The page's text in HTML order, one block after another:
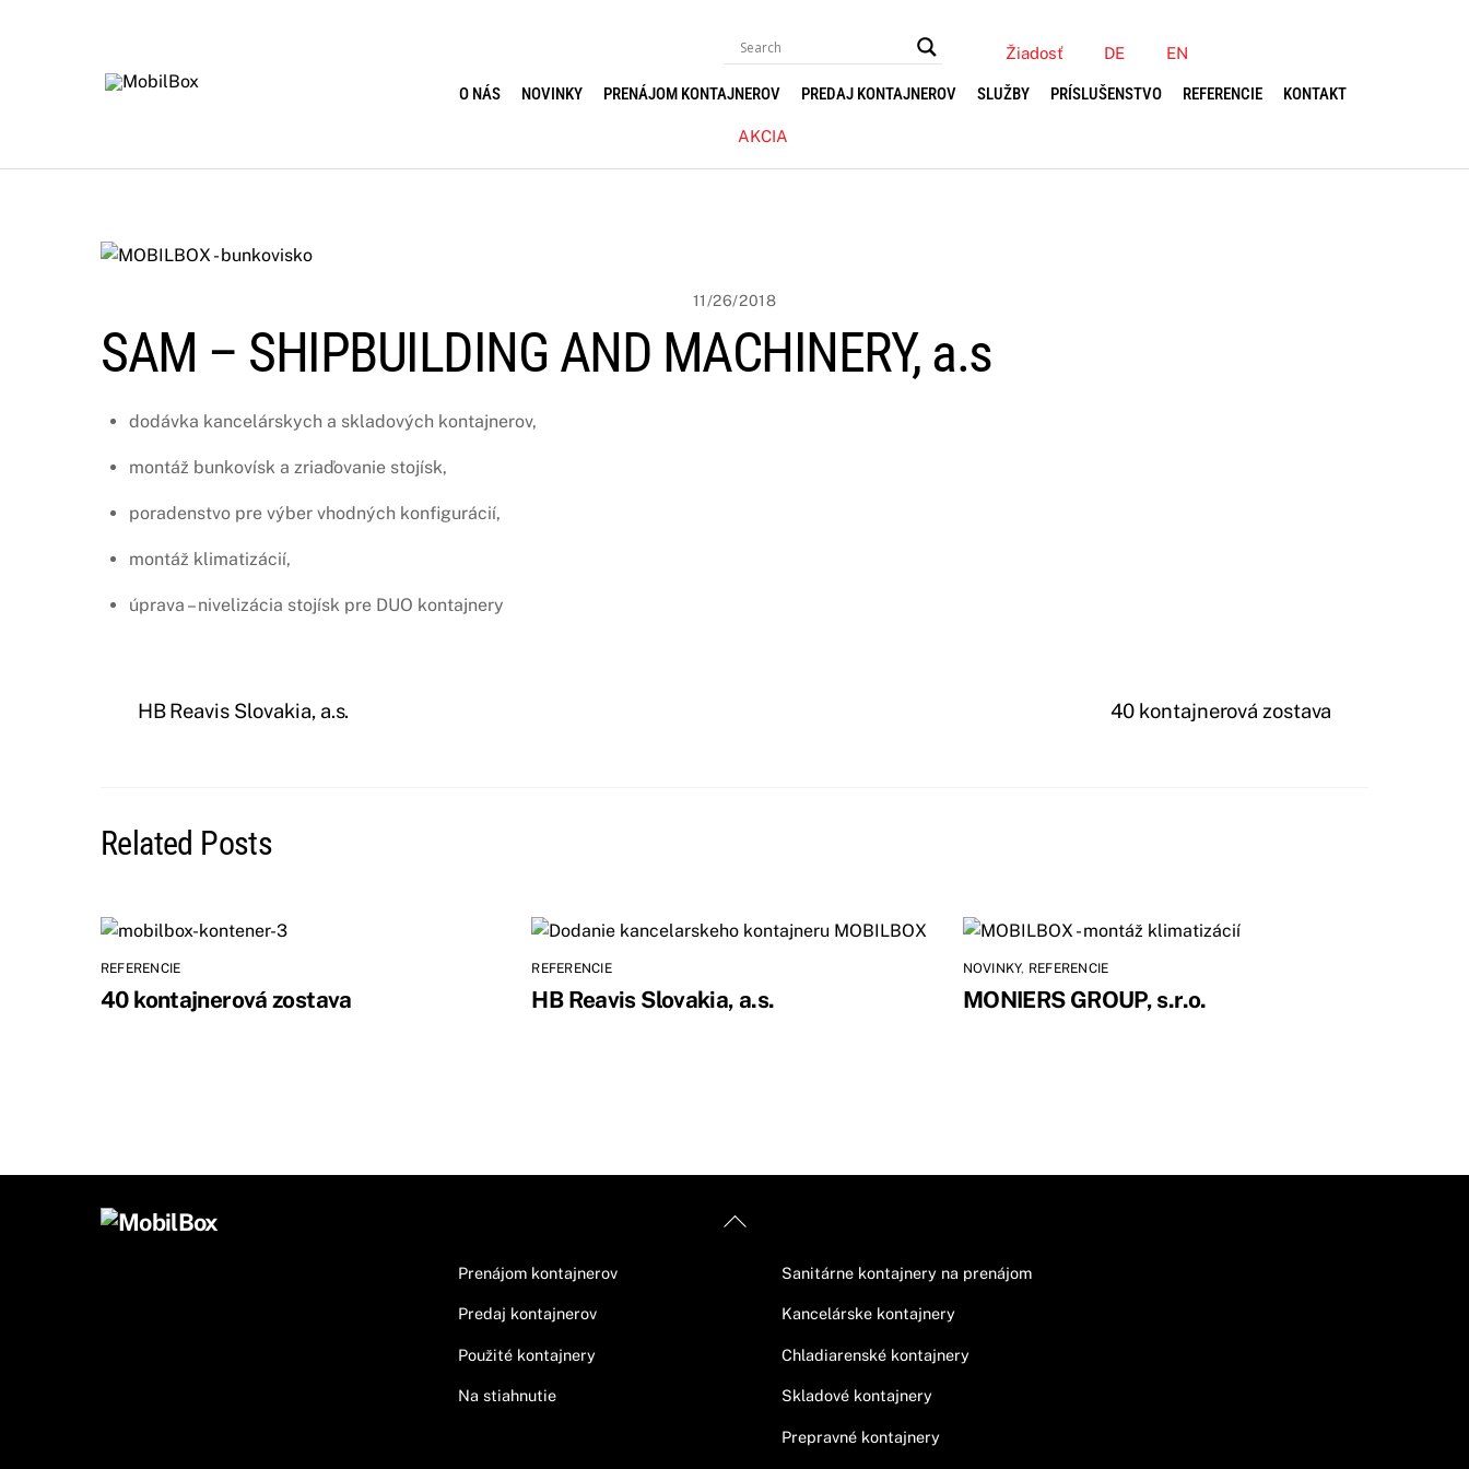
Žiadosť DE EN
O NÁS NOVINKY PRENÁJOM KONTAJNEROV PREDAJ KONTAJNEROV SLUŽBY PRÍSLUŠENSTVO REFERENCIE KONTAKT
AKCIA
11/26/2018
SAM – SHIPBUILDING AND MACHINERY, a.s
dodávka kancelárskych a skladových kontajnerov,
montáž bunkovísk a zriaďovanie stojísk,
poradenstvo pre výber vhodných konfigurácií,
montáž klimatizácií,
úprava – nivelizácia stojísk pre DUO kontajnery
HB Reavis Slovakia, a.s. 40 kontajnerová zostava
Related Posts
REFERENCIE
40 kontajnerová zostava
REFERENCIE
HB Reavis Slovakia, a.s.
NOVINKY, REFERENCIE
MONIERS GROUP, s.r.o.
Back
Prenájom kontajnerov
Predaj kontajnerov
Použité kontajnery
Na stiahnutie
Sanitárne kontajnery na prenájom
Kancelárske kontajnery
Chladiarenské kontajnery
Skladové kontajnery
Prepravné kontajnery